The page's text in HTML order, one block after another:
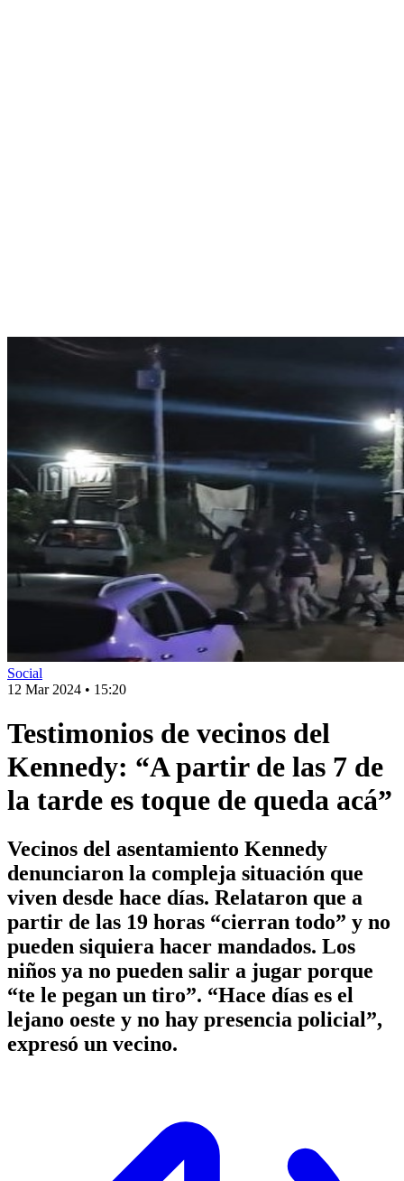
Social
12 Mar 2024 • 15:20
Testimonios de vecinos del
Kennedy: “A partir de las 7 de
la tarde es toque de queda acá”
Vecinos del asentamiento Kennedy
denunciaron la compleja situación que
viven desde hace días. Relataron que a
partir de las 19 horas “cierran todo” y no
pueden siquiera hacer mandados. Los
niños ya no pueden salir a jugar porque
“te le pegan un tiro”. “Hace días es el
lejano oeste y no hay presencia policial”,
expresó un vecino.